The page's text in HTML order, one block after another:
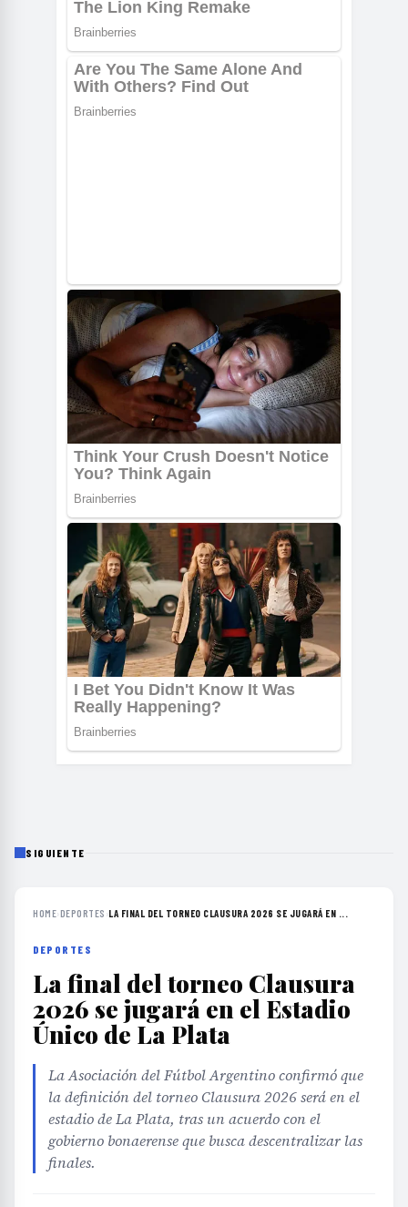
SIGUIENTE
HOME›DEPORTES ›LA FINAL DEL TORNEO CLAUSURA 2026 SE JUGARÁ EN ...
DEPORTES
La final del torneo Clausura
2026 se jugará en el Estadio
Único de La Plata
La Asociación del Fútbol Argentino confirmó que
la definición del torneo Clausura 2026 será en el
estadio de La Plata, tras un acuerdo con el
gobierno bonaerense que busca descentralizar las
finales.